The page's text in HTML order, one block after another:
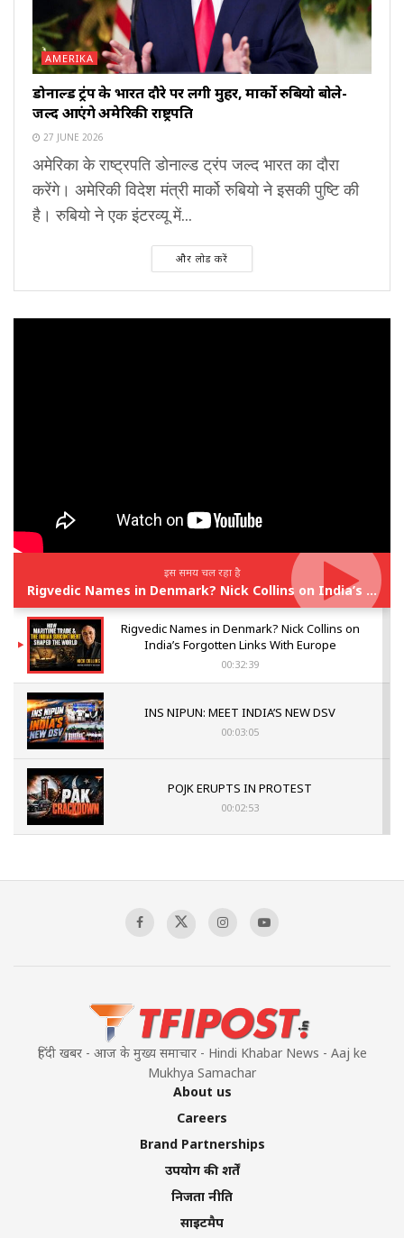
AMERIKA
डोनाल्ड ट्रंप के भारत दौरे पर लगी मुहर, मार्को रुबियो बोले-
जल्द आएंगे अमेरिकी राष्ट्रपति
27 JUNE 2026
अमेरिका के राष्ट्रपति डोनाल्ड ट्रंप जल्द भारत का दौरा
करेंगे। अमेरिकी विदेश मंत्री मार्को रुबियो ने इसकी पुष्टि की
है। रुबियो ने एक इंटरव्यू में...
और लोड करें
इस समय चल रहा है
Rigvedic Names in Denmark? Nick Collins on India’s Forgotten Links With Europe
Rigvedic Names in Denmark? Nick Collins on
India’s Forgotten Links With Europe
00:32:39
INS NIPUN: MEET INDIA’S NEW DSV
00:03:05
POJK ERUPTS IN PROTEST
00:02:53
Sagar
हिंदी खबर - आज के मुख्य समाचार - Hindi Khabar News - Aaj ke
Mukhya Samachar
About us
Careers
Brand Partnerships
उपयोग की शर्तें
निजता नीति
साइटमैप